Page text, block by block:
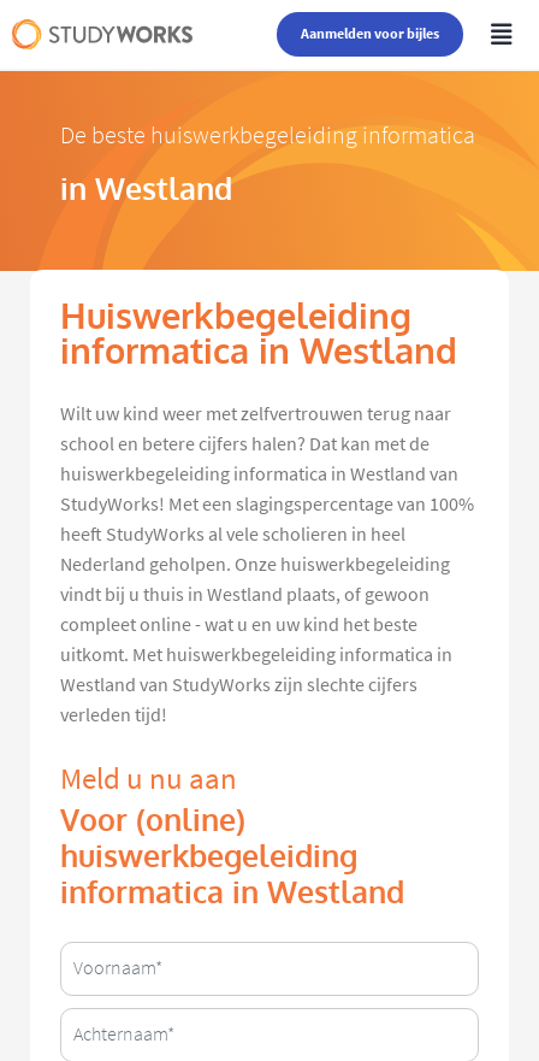
Aanmelden voor bijles
De beste huiswerkbegeleiding informatica
in Westland
Huiswerkbegeleiding
informatica in Westland
Wilt uw kind weer met zelfvertrouwen terug naar
school en betere cijfers halen? Dat kan met de
huiswerkbegeleiding informatica in Westland van
StudyWorks! Met een slagingspercentage van 100%
heeft StudyWorks al vele scholieren in heel
Nederland geholpen. Onze huiswerkbegeleiding
vindt bij u thuis in Westland plaats, of gewoon
compleet online - wat u en uw kind het beste
uitkomt. Met huiswerkbegeleiding informatica in
Westland van StudyWorks zijn slechte cijfers
verleden tijd!
Meld u nu aan
Voor (online)
huiswerkbegeleiding
informatica in Westland